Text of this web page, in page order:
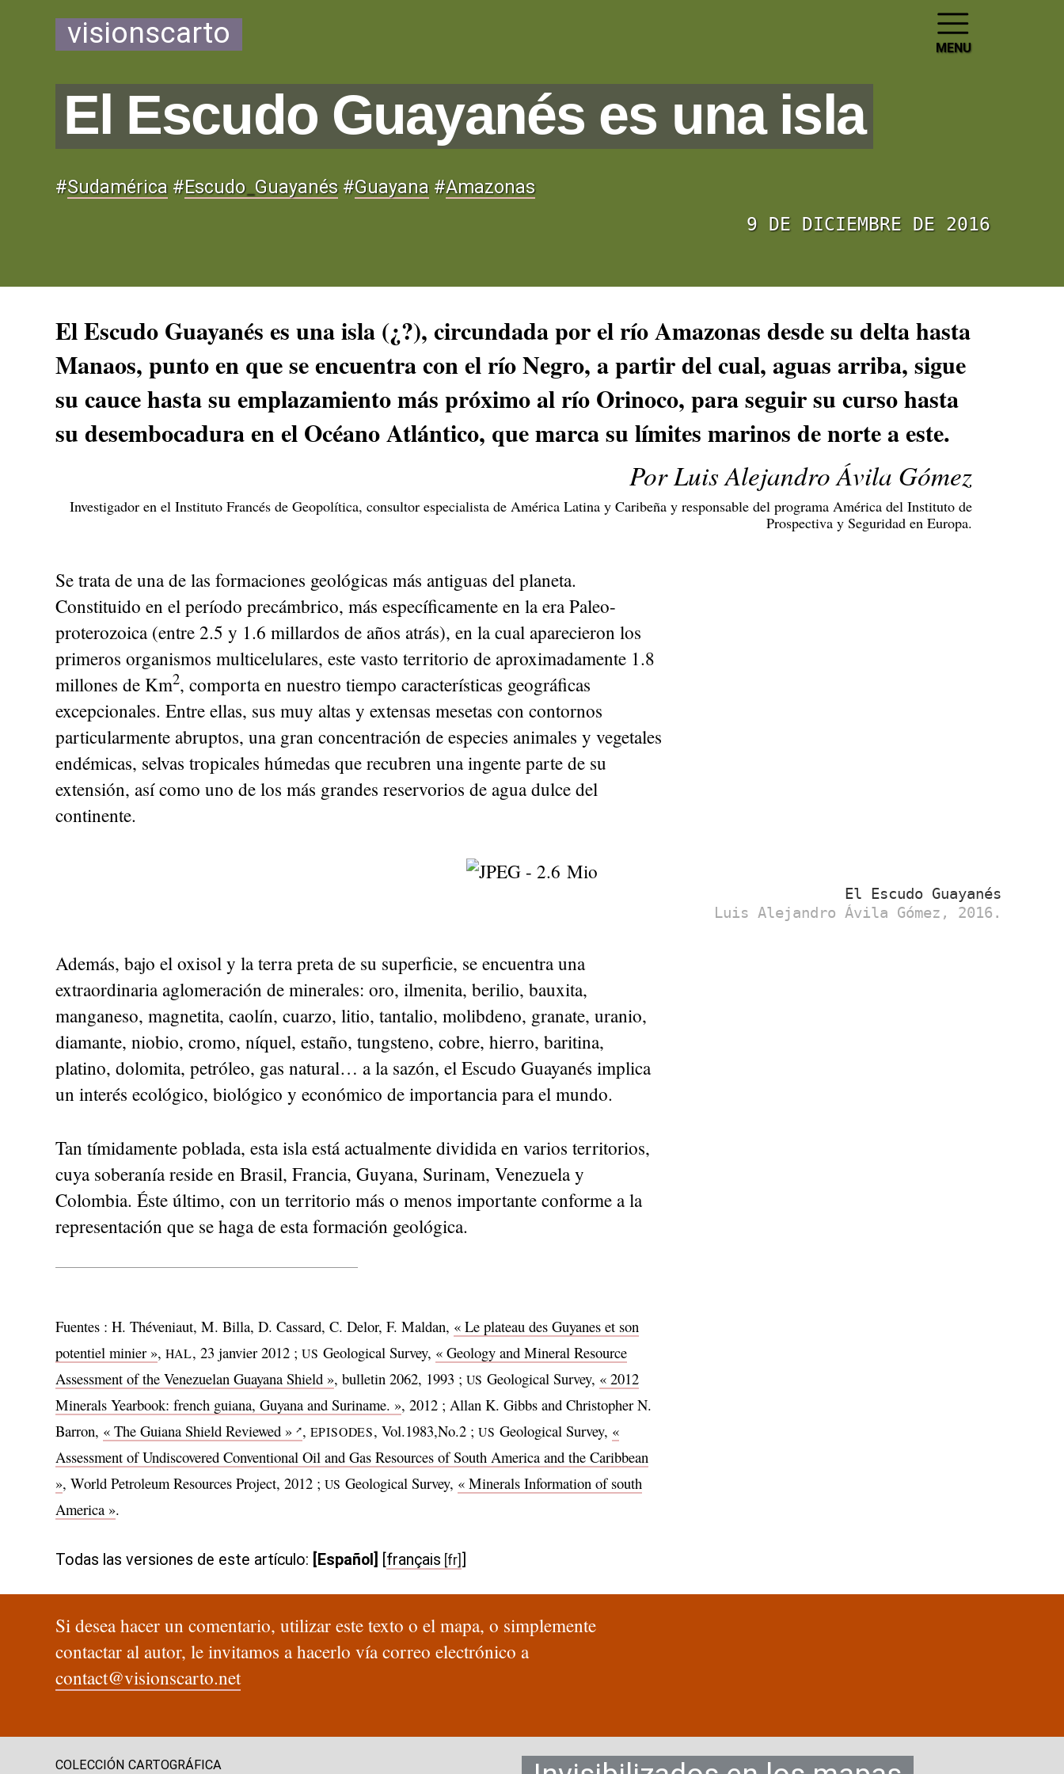
visionscarto MENU
El Escudo Guayanés es una isla
#Sudamérica #Escudo_ Guayanés #Guayana #Amazonas
9 DE DICIEMBRE DE 2016
El Escudo Guayanés es una isla (¿?), circundada por el río Amazonas desde su delta hasta
Manaos, punto en que se encuentra con el río Negro, a partir del cual, aguas arriba, sigue
su cauce hasta su emplazamiento más próximo al río Orinoco, para seguir su curso hasta
su desembocadura en el Océano Atlántico, que marca su límites marinos de norte a este.
Por Luis Alejandro Ávila Gómez
Investigador en el Instituto Francés de Geopolítica, consultor especialista de América Latina y Caribeña y responsable del programa América del Instituto de
Prospectiva y Seguridad en Europa.
Se trata de una de las formaciones geológicas más antiguas del planeta.
Constituido en el período precámbrico, más específicamente en la era Paleo-
proterozoica (entre 2.5 y 1.6 millardos de años atrás), en la cual aparecieron los
primeros organismos multicelulares, este vasto territorio de aproximadamente 1.8
millones de Km2, comporta en nuestro tiempo características geográficas
excepcionales. Entre ellas, sus muy altas y extensas mesetas con contornos
particularmente abruptos, una gran concentración de especies animales y vegetales
endémicas, selvas tropicales húmedas que recubren una ingente parte de su
extensión, así como uno de los más grandes reservorios de agua dulce del
continente.
El Escudo Guayanés
Luis Alejandro Ávila Gómez, 2016.
Además, bajo el oxisol y la terra preta de su superficie, se encuentra una
extraordinaria aglomeración de minerales: oro, ilmenita, berilio, bauxita,
manganeso, magnetita, caolín, cuarzo, litio, tantalio, molibdeno, granate, uranio,
diamante, niobio, cromo, níquel, estaño, tungsteno, cobre, hierro, baritina,
platino, dolomita, petróleo, gas natural… a la sazón, el Escudo Guayanés implica
un interés ecológico, biológico y económico de importancia para el mundo.
Tan tímidamente poblada, esta isla está actualmente dividida en varios territorios,
cuya soberanía reside en Brasil, Francia, Guyana, Surinam, Venezuela y
Colombia. Éste último, con un territorio más o menos importante conforme a la
representación que se haga de esta formación geológica.
Fuentes : H. Théveniaut, M. Billa, D. Cassard, C. Delor, F. Maldan, « Le plateau des Guyanes et son
potentiel minier », HAL, 23 janvier 2012 ;US Geological Survey, « Geology and Mineral Resource
Assessment of the Venezuelan Guayana Shield », bulletin 2062, 1993 ; US Geological Survey, « 2012
Minerals Yearbook: french guiana, Guyana and Suriname. », 2012 ; Allan K. Gibbs and Christopher N.
Barron, « The Guiana Shield Reviewed » , EPISODES, Vol.1983,No.2 ; US Geological Survey, «
Assessment of Undiscovered Conventional Oil and Gas Resources of South America and the Caribbean
», World Petroleum Resources Project, 2012 ; US Geological Survey, « Minerals Information of south
America ».
Todas las versiones de este artículo: [Español] français
Si desea hacer un comentario, utilizar este texto o el mapa, o simplemente
contactar al autor, le invitamos a hacerlo vía correo electrónico a
contact@visionscarto.net
COLECCIÓN CARTOGRÁFICA